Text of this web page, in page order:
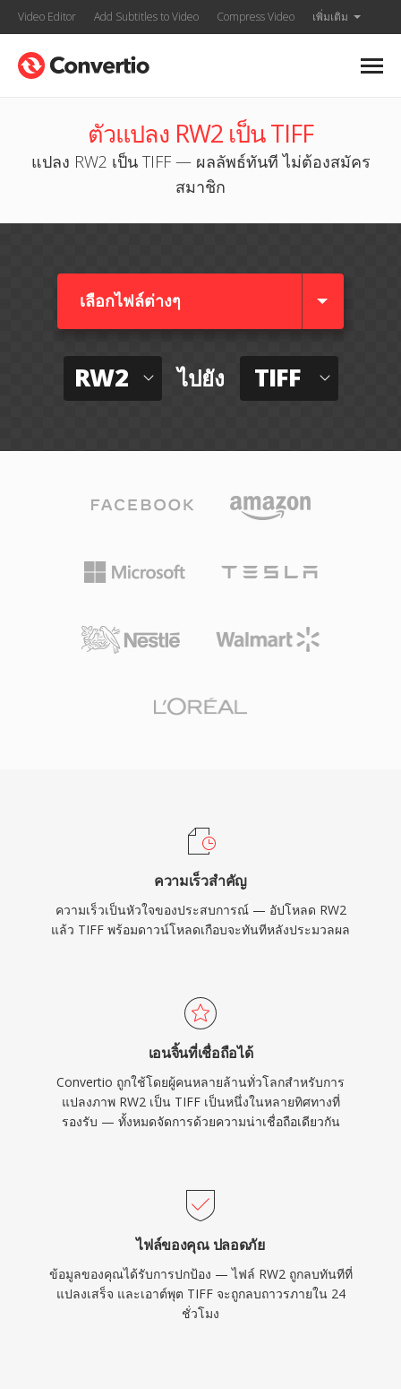
Video Editor Add Subtitles to Video Compress Video เพิ่มเติม
ตัวแปลง RW2 เป็น TIFF
แปลง RW2 เป็น TIFF — ผลลัพธ์ทันที ไม่ต้องสมัคร
สมาชิก
เลือกไฟล์ต่างๆ​
RW2 ไปยัง TIFF
ความเร็วสำคัญ
ความเร็วเป็นหัวใจของประสบการณ์ — อัปโหลด RW2
แล้ว TIFF พร้อมดาวน์โหลดเกือบจะทันทีหลังประมวลผล
เอนจิ้นที่เชื่อถือได้
Convertio ถูกใช้โดยผู้คนหลายล้านทั่วโลกสำหรับการ
แปลงภาพ RW2 เป็น TIFF เป็นหนึ่งในหลายทิศทางที่
รองรับ — ทั้งหมดจัดการด้วยความน่าเชื่อถือเดียวกัน
ไฟล์ของคุณ ปลอดภัย
ข้อมูลของคุณได้รับการปกป้อง — ไฟล์ RW2 ถูกลบทันทีที่
แปลงเสร็จ และเอาต์พุต TIFF จะถูกลบถาวรภายใน 24
ชั่วโมง